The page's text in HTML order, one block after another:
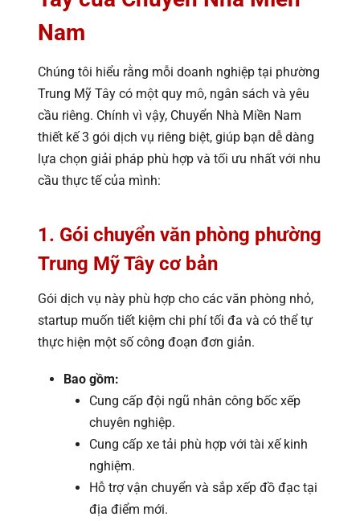
Nam
Chúng tôi hiểu rằng mỗi doanh nghiệp tại phường
Trung Mỹ Tây có một quy mô, ngân sách và yêu
cầu riêng. Chính vì vậy, Chuyển Nhà Miền Nam
thiết kế 3 gói dịch vụ riêng biệt, giúp bạn dễ dàng
lựa chọn giải pháp phù hợp và tối ưu nhất với nhu
cầu thực tế của mình:
1. Gói chuyển văn phòng phường
Trung Mỹ Tây cơ bản
Gói dịch vụ này phù hợp cho các văn phòng nhỏ,
startup muốn tiết kiệm chi phí tối đa và có thể tự
thực hiện một số công đoạn đơn giản.
Bao gồm:
Cung cấp đội ngũ nhân công bốc xếp
chuyên nghiệp.
Cung cấp xe tải phù hợp với tài xế kinh
nghiệm.
Hỗ trợ vận chuyển và sắp xếp đồ đạc tại
địa điểm mới.